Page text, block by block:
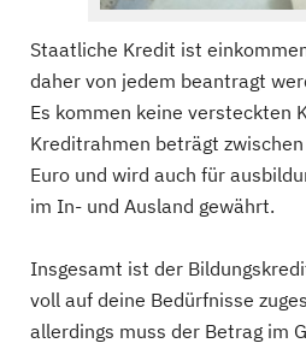
Staatliche Kredit ist
daher von jedem beantragt
Es kommen keine versteckten
Kreditrahmen beträgt
Euro und wird auch für
im In- und Ausland gewährt.
Insgesamt ist der
voll auf deine Bedürfnisse
allerdings muss der Betrag im